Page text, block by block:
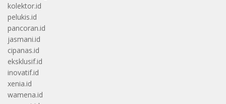
kolektor.id
pelukis.id
pancoran.id
jasmani.id
cipanas.id
eksklusif.id
inovatif.id
xenia.id
wamena.id